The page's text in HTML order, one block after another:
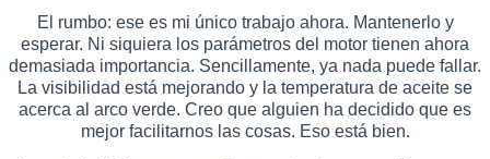
El rumbo: ese es mi único trabajo ahora. Mantenerlo y
esperar. Ni siquiera los parámetros del motor tienen ahora
demasiada importancia. Sencillamente, ya nada puede fallar.
La visibilidad está mejorando y la temperatura de aceite se
acerca al arco verde. Creo que alguien ha decidido que es
mejor facilitarnos las cosas. Eso está bien.